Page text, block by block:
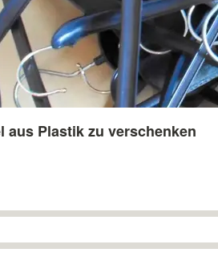
aus Plastik zu verschenken